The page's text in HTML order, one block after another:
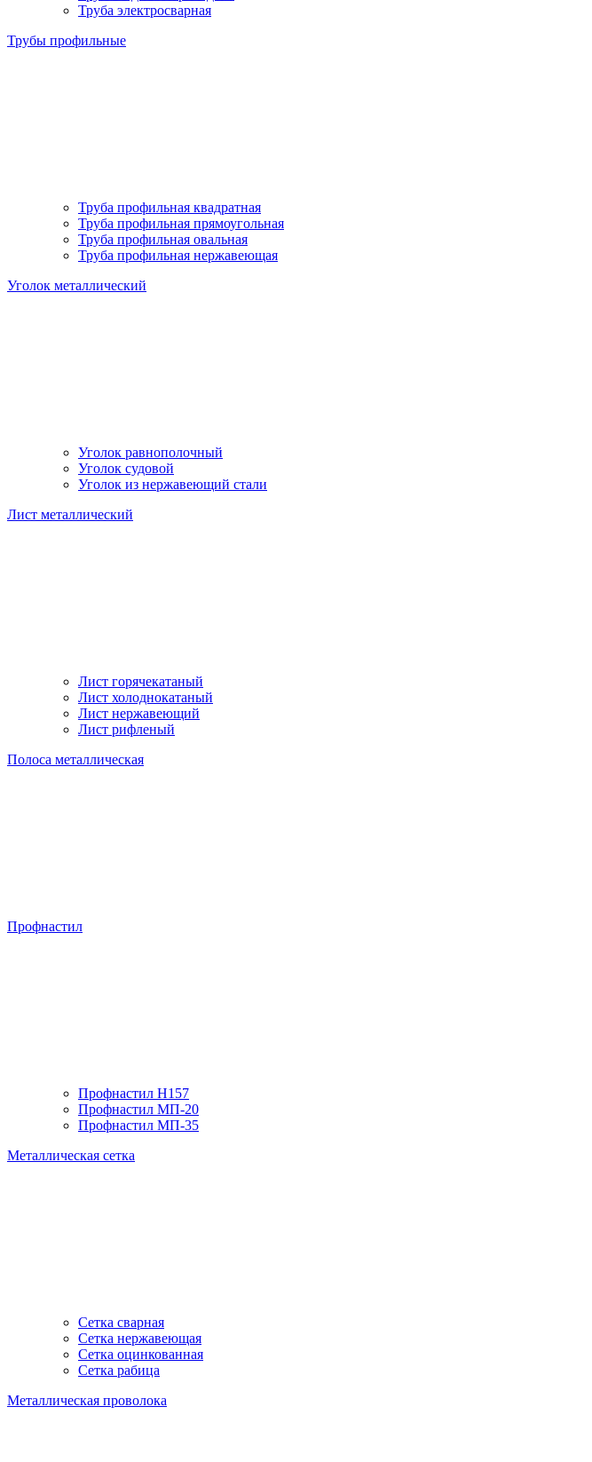
Труба электросварная
Трубы профильные
Труба профильная квадратная
Труба профильная прямоугольная
Труба профильная овальная
Труба профильная нержавеющая
Уголок металлический
Уголок равнополочный
Уголок судовой
Уголок из нержавеющий стали
Лист металлический
Лист горячекатаный
Лист холоднокатаный
Лист нержавеющий
Лист рифленый
Полоса металлическая
Профнастил
Профнастил H157
Профнастил МП-20
Профнастил МП-35
Металлическая сетка
Сетка сварная
Сетка нержавеющая
Сетка оцинкованная
Сетка рабица
Металлическая проволока